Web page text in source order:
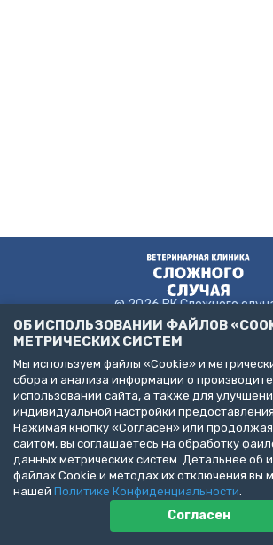
@ 2026 ВК Сложного
ДЕЛАЙТЕ БИЗНЕС С НАМИ!
Представлена информация об услугах
Санкт-Петербург, пр. Народного
"НЕОТЛОЖНАЯ ВЕТЕРИНАРИЯ")
Санкт-Петербург, ул. Бухарестская, д. 122,
Пушкин, Павловское шоссе, д. 101. (ООО
Пользовательское
Политика
Публичная оферта
ОБ ИСПОЛЬЗОВАНИИ ФАЙЛОВ
МЕТРИЧЕСКИХ СИСТЕМ
Мы используем файлы «Cookie» и
сбора и анализа информации о
использовании сайта, а также для
индивидуальной настройки
Нажимая кнопку «Согласен» или продолжая
сайтом, вы соглашаетесь на обработку
данных метрических систем. Детальнее об
файлах Cookie и методах их отключения вы
нашей Политике Конфиденциальности.
Согласен